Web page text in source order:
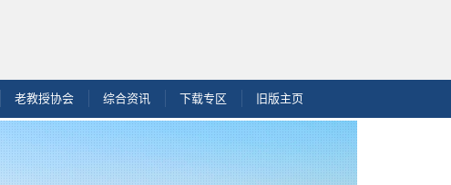
老教授协会 综合资讯 下载专区 旧版主页